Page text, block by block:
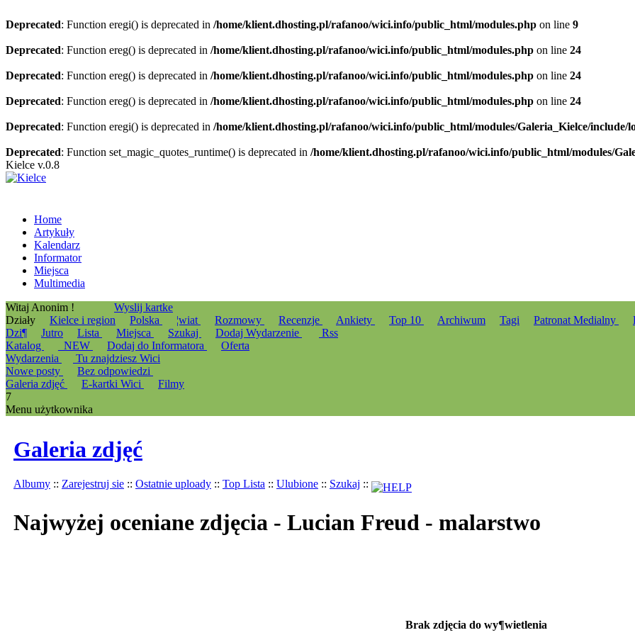
Deprecated: Function eregi() is deprecated in /home/klient.dhosting.pl/rafanoo/wici.info/public_html/modules.php on line 9
Deprecated: Function ereg() is deprecated in /home/klient.dhosting.pl/rafanoo/wici.info/public_html/modules.php on line 24
Deprecated: Function ereg() is deprecated in /home/klient.dhosting.pl/rafanoo/wici.info/public_html/modules.php on line 24
Deprecated: Function ereg() is deprecated in /home/klient.dhosting.pl/rafanoo/wici.info/public_html/modules.php on line 24
Deprecated: Function eregi() is deprecated in /home/klient.dhosting.pl/rafanoo/wici.info/public_html/modules/Galeria_Kielce/include/
Deprecated: Function set_magic_quotes_runtime() is deprecated in /home/klient.dhosting.pl/rafanoo/wici.info/public_html/modules/
Kielce v.0.8
Home
Artykuły
Kalendarz
Informator
Miejsca
Multimedia
Witaj Anonim !
Wyslij kartke
Działy
Kielce i region Polska ¦wiat Rozmowy Recenzje Ankiety Top 10 Archiwum Tagi Patronat Medialny
Dzi¶
Jutro Lista Miejsca Szukaj Dodaj Wydarzenie
Rss
Katalog
_NEW Dodaj do Informatora
Oferta
Wydarzenia
Tu znajdziesz Wici
Nowe posty
Bez odpowiedzi
Galeria zdjęć
E-kartki Wici
Filmy
7
Menu użytkownika
Galeria zdjęć
Albumy :: Zarejestruj sie :: Ostatnie uploady :: Top Lista :: Ulubione :: Szukaj ::
Najwyżej oceniane zdjęcia - Lucian Freud - malarstwo
Brak zdjęcia do wy¶wietlenia